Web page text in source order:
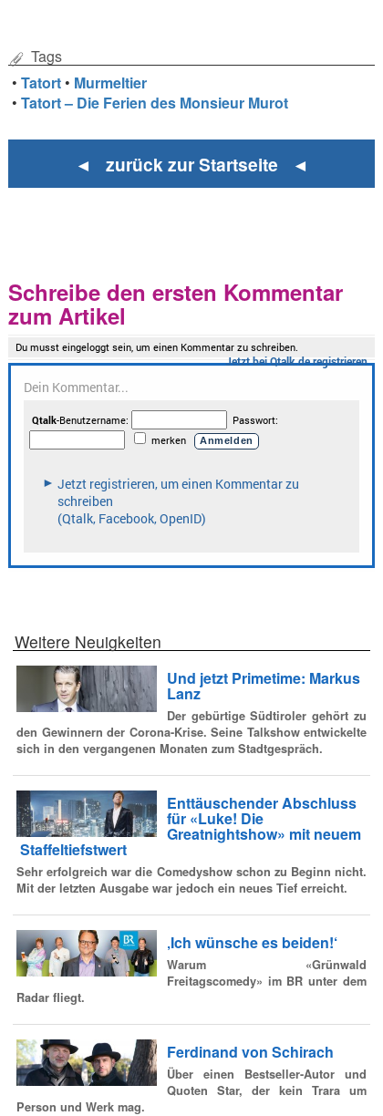
Tags
•Tatort • Murmeltier
•Tatort – Die Ferien des Monsieur Murot
◄ zurück zur Startseite ◄
Schreibe den ersten Kommentar
zum Artikel
Weitere Neuigkeiten
Und jetzt Primetime: Markus
Lanz
Der gebürtige Südtiroler gehört zu
den Gewinnern der Corona-Krise. Seine Talkshow entwickelte
sich in den vergangenen Monaten zum Stadtgespräch.
Enttäuschender Abschluss
für «Luke! Die
Greatnightshow» mit neuem
Staffeltiefstwert
Sehr erfolgreich war die Comedyshow schon zu Beginn nicht.
Mit der letzten Ausgabe war jedoch ein neues Tief erreicht.
‚Ich wünsche es beiden!‘
Warum «Grünwald
Freitagscomedy» im BR unter dem
Radar fliegt.
Ferdinand von Schirach
Über einen Bestseller-Autor und
Quoten Star, der kein Trara um
Person und Werk mag.